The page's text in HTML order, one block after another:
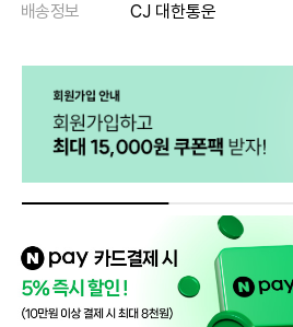
배송정보
CJ 대한통운